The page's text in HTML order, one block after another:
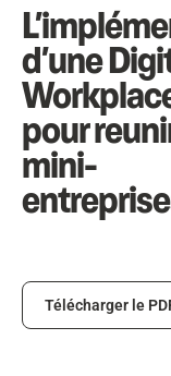
d’une
pour
mini-
Télécharger le PDF
Télécharger le